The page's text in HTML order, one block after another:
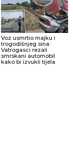
Voz usmrtio majku i
trogodišnjeg sina:
Vatrogasci rezali
smrskani automobil
kako bi izvukli tijela